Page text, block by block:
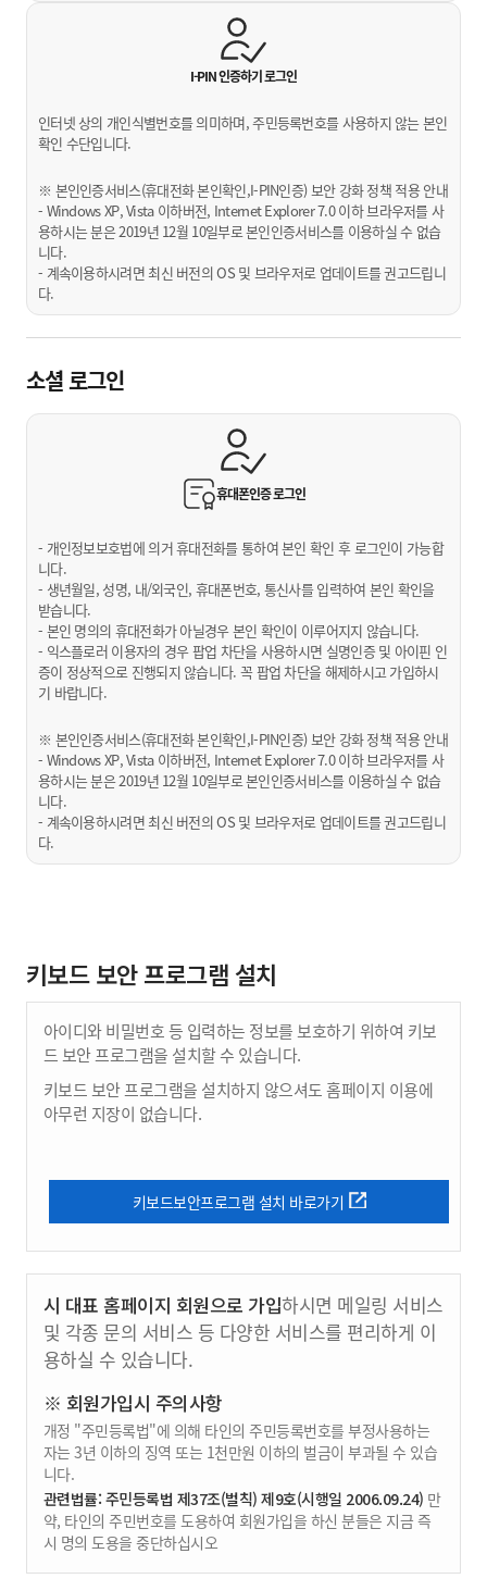
I-PIN 인증하기로그인
인터넷 상의 개인식별번호를 의미하며, 주민등록번호를 사용하지 않는 본인
확인 수단입니다.
※ 본인인증서비스(휴대전화 본인확인,I-PIN인증) 보안 강화 정책 적용 안내
- Windows XP, Vista 이하버전, Internet Explorer 7.0 이하 브라우저를 사
용하시는 분은 2019년 12월 10일부로 본인인증서비스를 이용하실 수 없습
니다.
- 계속이용하시려면 최신 버전의 OS 및 브라우저로 업데이트를 권고드립니
다.
소셜 로그인
휴대폰인증로그인
- 개인정보보호법에 의거 휴대전화를 통하여 본인 확인 후 로그인이 가능합
니다.
- 생년월일, 성명, 내/외국인, 휴대폰번호, 통신사를 입력하여 본인 확인을
받습니다.
- 본인 명의의 휴대전화가 아닐경우 본인 확인이 이루어지지 않습니다.
- 익스플로러 이용자의 경우 팝업 차단을 사용하시면 실명인증 및 아이핀 인
증이 정상적으로 진행되지 않습니다. 꼭 팝업 차단을 해제하시고 가입하시
기 바랍니다.
※ 본인인증서비스(휴대전화 본인확인,I-PIN인증) 보안 강화 정책 적용 안내
- Windows XP, Vista 이하버전, Internet Explorer 7.0 이하 브라우저를 사
용하시는 분은 2019년 12월 10일부로 본인인증서비스를 이용하실 수 없습
니다.
- 계속이용하시려면 최신 버전의 OS 및 브라우저로 업데이트를 권고드립니
다.
키보드 보안 프로그램 설치
아이디와 비밀번호 등 입력하는 정보를 보호하기 위하여 키보
드 보안 프로그램을 설치할 수 있습니다.
키보드 보안 프로그램을 설치하지 않으셔도 홈페이지 이용에
아무런 지장이 없습니다.
키보드보안프로그램 설치 바로가기
시 대표 홈페이지 회원으로 가입하시면 메일링 서비스
및 각종 문의 서비스 등 다양한 서비스를 편리하게 이
용하실 수 있습니다.
※ 회원가입시 주의사항
개정 "주민등록법"에 의해 타인의 주민등록번호를 부정사용하는
자는 3년 이하의 징역 또는 1천만원 이하의 벌금이 부과될 수 있습
니다.
관련법률: 주민등록법 제37조(벌칙) 제9호(시행일 2006.09.24) 만
약, 타인의 주민번호를 도용하여 회원가입을 하신 분들은 지금 즉
시 명의 도용을 중단하십시오